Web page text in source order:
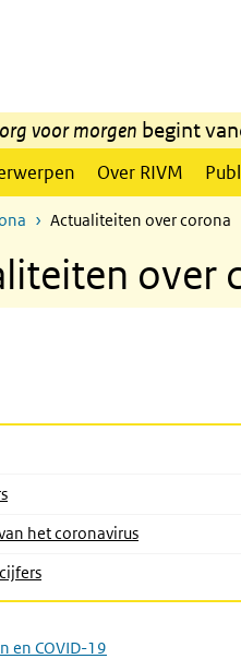
voor morgen begint
Over RIVM
Actualiteiten over corona
over
Corona
het coronavirus
en COVID-19